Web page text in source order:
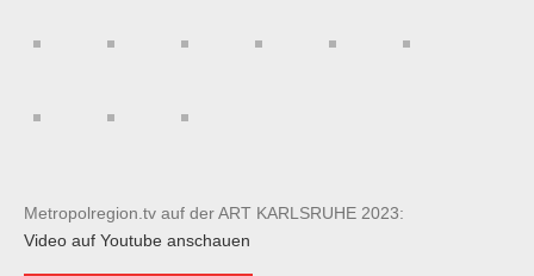
Metropolregion.tv auf der ART KARLSRUHE 2023:
Video auf Youtube anschauen